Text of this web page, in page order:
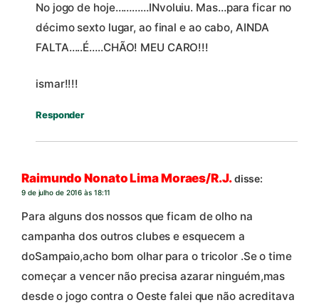
No jogo de hoje…………INvoluiu. Mas…para ficar no
décimo sexto lugar, ao final e ao cabo, AINDA
FALTA…..É…..CHÃO! MEU CARO!!!
ismar!!!!
Responder
Raimundo Nonato Lima Moraes/R.J.disse:
9 de julho de 2016 às 18:11
Para alguns dos nossos que ficam de olho na
campanha dos outros clubes e esquecem a
doSampaio,acho bom olhar para o tricolor .Se o time
começar a vencer não precisa azarar ninguém,mas
desde o jogo contra o Oeste falei que não acreditava